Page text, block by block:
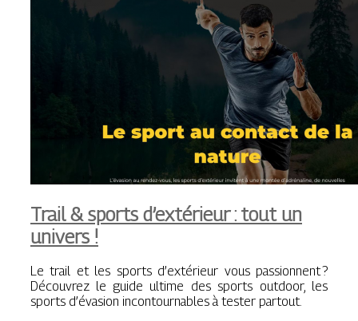
Trail & sports d’extérieur : tout un
univers !
Le trail et les sports d’extérieur vous passionnent ?
Découvrez le guide ultime des sports outdoor, les
sports d’évasion incontournables à tester partout.